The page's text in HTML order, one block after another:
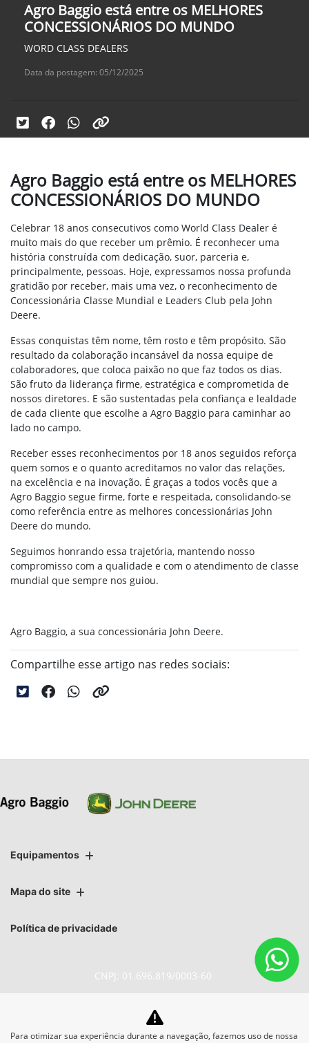
Agro Baggio está entre os MELHORES
CONCESSIONÁRIOS DO MUNDO
WORD CLASS DEALERS
Data da postagem: 05/12/2025
Agro Baggio está entre os MELHORES
CONCESSIONÁRIOS DO MUNDO
Celebrar 18 anos consecutivos como World Class Dealer é
muito mais do que receber um prêmio. É reconhecer uma
história construída com dedicação, suor, parceria e,
principalmente, pessoas. Hoje, expressamos nossa profunda
gratidão por receber, mais uma vez, o reconhecimento de
Concessionária Classe Mundial e Leaders Club pela John
Deere.
Essas conquistas têm nome, têm rosto e têm propósito. São
resultado da colaboração incansável da nossa equipe de
colaboradores, que coloca paixão no que faz todos os dias.
São fruto da liderança firme, estratégica e comprometida de
nossos diretores. E são sustentadas pela confiança e lealdade
de cada cliente que escolhe a Agro Baggio para caminhar ao
lado no campo.
Receber esses reconhecimentos por 18 anos seguidos reforça
quem somos e o quanto acreditamos no valor das relações,
na excelência e na inovação. É graças a todos vocês que a
Agro Baggio segue firme, forte e respeitada, consolidando-se
como referência entre as melhores concessionárias John
Deere do mundo.
Seguimos honrando essa trajetória, mantendo nosso
compromisso com a qualidade e com o atendimento de classe
mundial que sempre nos guiou.
Agro Baggio, a sua concessionária John Deere.
Compartilhe esse artigo nas redes sociais:
Equipamentos
Mapa do site
Política de privacidade
CNPJ: 01.696.819/0003-60
No trânsito, enxergar o outro
Para otimizar sua experiência durante a navegação, fazemos uso de nossa